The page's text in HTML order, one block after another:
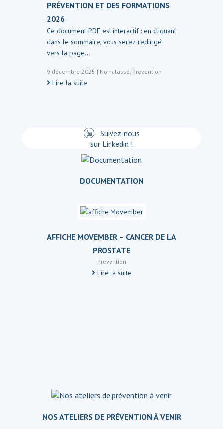
PRÉVENTION ET DES FORMATIONS
2026
Ce document PDF est interactif : en cliquant
dans le sommaire, vous serez redirigé
vers la page…
9 décembre 2025 | Non classé, Prevention
Lire la suite
Suivez-nous
sur Linkedin !
DOCUMENTATION
AFFICHE MOVEMBER – CANCER DE LA
PROSTATE
Prevention
Lire la suite
NOS ATELIERS DE PRÉVENTION À VENIR